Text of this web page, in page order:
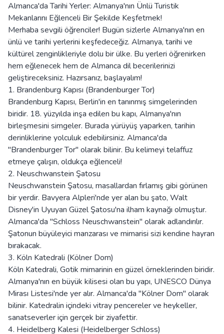
Almanca'da Tarihi Yerler: Almanya'nın Ünlü Turistik
Mekanlarını Eğlenceli Bir Şekilde Keşfetmek!
Merhaba sevgili öğrenciler! Bugün sizlerle Almanya'nın en
ünlü ve tarihi yerlerini keşfedeceğiz. Almanya, tarihi ve
kültürel zenginlikleriyle dolu bir ülke. Bu yerleri öğrenirken
hem eğlenecek hem de Almanca dil becerilerinizi
geliştireceksiniz. Hazırsanız, başlayalım!
1. Brandenburg Kapısı (Brandenburger Tor)
Brandenburg Kapısı, Berlin'in en tanınmış simgelerinden
biridir. 18. yüzyılda inşa edilen bu kapı, Almanya'nın
birleşmesini simgeler. Burada yürüyüş yaparken, tarihin
derinliklerine yolculuk edebilirsiniz. Almanca'da
"Brandenburger Tor" olarak bilinir. Bu kelimeyi telaffuz
etmeye çalışın, oldukça eğlenceli!
2. Neuschwanstein Şatosu
Neuschwanstein Şatosu, masallardan fırlamış gibi görünen
bir yerdir. Bavyera Alpleri'nde yer alan bu şato, Walt
Disney'in Uyuyan Güzel Şatosu'na ilham kaynağı olmuştur.
Almanca'da "Schloss Neuschwanstein" olarak adlandırılır.
Şatonun büyüleyici manzarası ve mimarisi sizi kendine hayran
bırakacak.
3. Köln Katedrali (Kölner Dom)
Köln Katedrali, Gotik mimarinin en güzel örneklerinden biridir.
Almanya'nın en büyük kilisesi olan bu yapı, UNESCO Dünya
Mirası Listesi'nde yer alır. Almanca'da "Kölner Dom" olarak
bilinir. Katedralin içindeki vitray pencereler ve heykeller,
sanatseverler için gerçek bir ziyafettir.
4. Heidelberg Kalesi (Heidelberger Schloss)